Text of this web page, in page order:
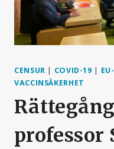
CENSUR | COVID-19 |
VACCINSÄKERHET
professor